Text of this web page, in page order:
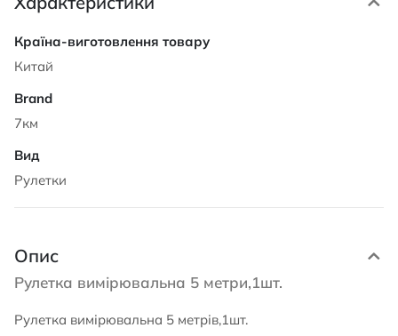
Характеристики
Китай
7км
Рулетки
Опис
Рулетка вимірювальна 5 метри,1шт.
Рулетка вимірювальна 5 метрів,1шт.